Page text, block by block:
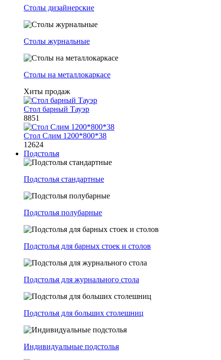
Столы дизайнерские
Столы журнальные
Столы на металлокаркасе
Хиты продаж
Стол барный Тауэр
8851
Стол Слим 1200*800*38
12624
Подстолья
Подстолья стандартные
Подстолья полубарные
Подстолья для барных стоек и столов
Подстолья для журнального стола
Подстолья для больших столешниц
Индивидуальные подстолья